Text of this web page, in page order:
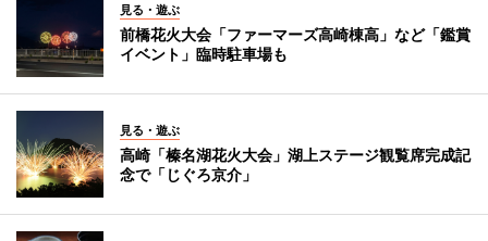
見る・遊ぶ
前橋花火大会「ファーマーズ高崎棟高」など「鑑賞
イベント」臨時駐車場も
見る・遊ぶ
高崎「榛名湖花火大会」湖上ステージ観覧席完成記
念で「じぐろ京介」